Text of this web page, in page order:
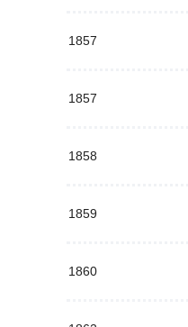
1857
1857
1858
1859
1860